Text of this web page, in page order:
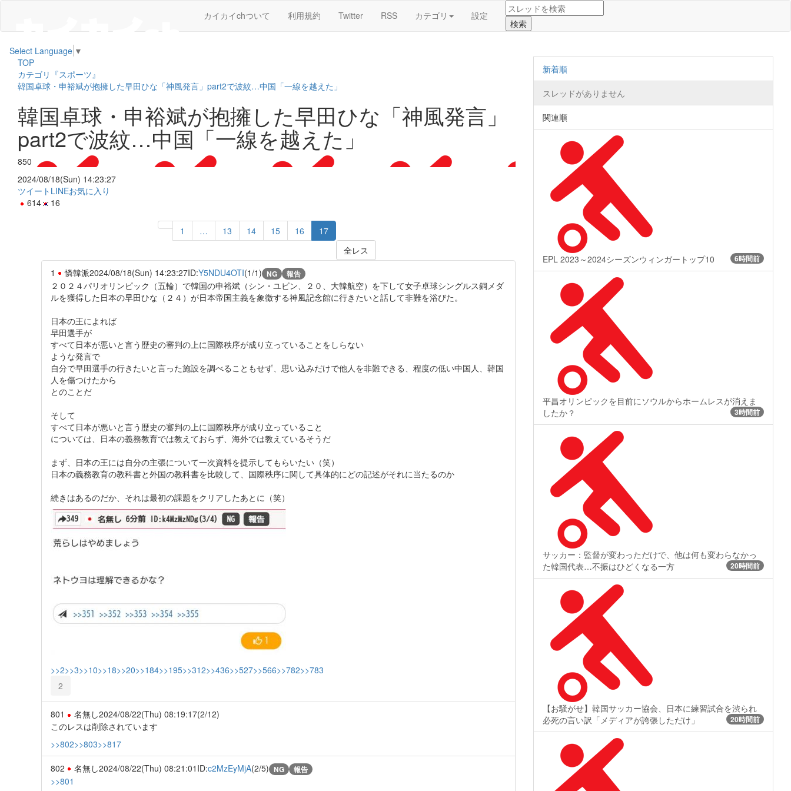
カイカイchついて 利用規約 Twitter RSS カテゴリ 設定
Select Language ▼
TOP
カテゴリ『スポーツ』
韓国卓球・申裕斌が抱擁した早田ひな「神風発言」part2で波紋…中国「一線を越えた」
韓国卓球・申裕斌が抱擁した早田ひな「神風発言」
part2で波紋…中国「一線を越えた」
850
2024/08/18(Sun) 14:23:27
ツイート LINEお気に入り
614
16
1 … 13 14 15 16
17
全レス
1
憐韓派2024/08/18(Sun) 14:23:27ID:Y5NDU4OTI(1/1) NG 報告
２０２４パリオリンピック（五輪）で韓国の申裕斌（シン・ユビン、２０、大韓航空）を下して女子卓球シングルス銅メダ
ルを獲得した日本の早田ひな（２４）が日本帝国主義を象徴する神風記念館に行きたいと話して非難を浴びた。
日本の王によれば
早田選手が
すべて日本が悪いと言う歴史の審判の上に国際秩序が成り立っていることをしらない
ような発言で
自分で早田選手の行きたいと言った施設を調べることもせず、思い込みだけで他人を非難できる、程度の低い中国人、韓国
人を傷つけたから
とのことだ
そして
すべて日本が悪いと言う歴史の審判の上に国際秩序が成り立っていること
については、日本の義務教育では教えておらず、海外では教えているそうだ
まず、日本の王には自分の主張について一次資料を提示してもらいたい（笑）
日本の義務教育の教科書と外国の教科書を比較して、国際秩序に関して具体的にどの記述がそれに当たるのか
続きはあるのだか、それは最初の課題をクリアしたあとに（笑）
>>2>>3>>10>>18>>20>>184>>195>>312>>436>>527>>566>>782>>783
2
801 名無し2024/08/22(Thu) 08:19:17(2/12)
このレスは削除されています
>>802>>803>>817
802 名無し2024/08/22(Thu) 08:21:01 ID:c2MzEyMjA(2/5) NG 報告
>>801
新着順
スレッドがありません
関連順
EPL 2023～2024シーズンウィンガートップ10 6時間前
平昌オリンピックを目前にソウルからホームレスが消えま
したか？
3時間前
サッカー：監督が変わっただけで、他は何も変わらなかっ
た韓国代表…不振はひどくなる一方
20時間前
【お騒がせ】韓国サッカー協会、日本に練習試合を渋られ
必死の言い訳「メディアが誇張しただけ」
20時間前